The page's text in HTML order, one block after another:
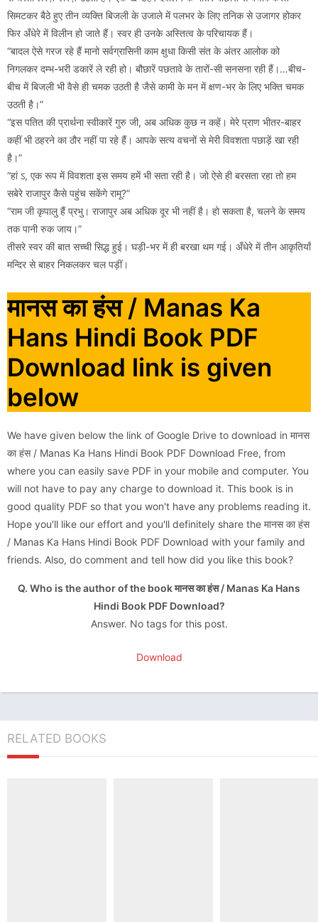
सिमटकर बैठे हुए तीन व्यक्ति बिजली के उजाले में पलभर के लिए तनिक से उजागर होकर
फिर अँधेरे में विलीन हो जाते हैं। स्वर ही उनके अस्तित्व के परिचायक हैं।
“बादल ऐसे गरज रहे हैं मानो सर्वग्रासिनी काम क्षुधा किसी संत के अंतर आलोक को
निगलकर दम्भ-भरी डकारें ले रही हो। बौछारें पछतावे के तारों-सी सनसना रही हैं।…बीच-
बीच में बिजली भी वैसे ही चमक उठती है जैसे कामी के मन में क्षण-भर के लिए भक्ति चमक
उठती है।”
“इस पतित की प्रार्थना स्वीकारें गुरु जी, अब अधिक कुछ न कहें। मेरे प्राण भीतर-बाहर
कहीं भी ठहरने का ठौर नहीं पा रहे हैं। आपके सत्य वचनों से मेरी विवशता पछाड़ें खा रही
है।”
“हां ऽ, एक रूप में विवशता इस समय हमें भी सता रही है। जो ऐसे ही बरसता रहा तो हम
सबेरे राजापुर कैसे पहुंच सकेंगे रामू?”
“राम जी कृपालु हैं प्रभु। राजापुर अब अधिक दूर भी नहीं है। हो सकता है, चलने के समय
तक पानी रुक जाय।”
तीसरे स्वर की बात सच्ची सिद्ध हुई। घड़ी-भर में ही बरखा थम गई। अँधेरे में तीन आकृतियाँ
मन्दिर से बाहर निकलकर चल पड़ीं।
मानस का हंस / Manas Ka
Hans Hindi Book PDF
Download link is given
below
We have given below the link of Google Drive to download in मानस
का हंस / Manas Ka Hans Hindi Book PDF Download Free, from
where you can easily save PDF in your mobile and computer. You
will not have to pay any charge to download it. This book is in
good quality PDF so that you won't have any problems reading it.
Hope you'll like our effort and you'll definitely share the मानस का हंस
/ Manas Ka Hans Hindi Book PDF Download with your family and
friends. Also, do comment and tell how did you like this book?
Q. Who is the author of the book मानस का हंस / Manas Ka Hans
Hindi Book PDF Download?
Answer. No tags for this post.
Download
RELATED BOOKS